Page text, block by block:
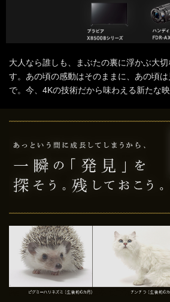
大人なら誰しも、まぶたの裏に浮かぶ大
す。あの頃の感動はそのままに、あの頃
で。今、4Kの技術だから味わえる新たな